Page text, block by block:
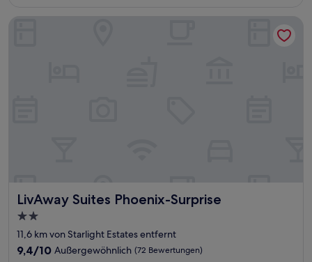
LivAway Suites Phoenix-Surprise
LivAway Suites Phoenix-Surprise
2.0-
Sterne-
Unterkunft
11,6 km von Starlight Estates entfernt
9.4
9,4/10 Außergewöhnlich (72 Bewertungen)